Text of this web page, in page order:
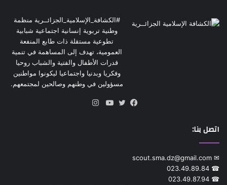
#الكشافة_الإسلامية_الجزائــرية منظمة
وطنية تربوية إنسانية اجتماعية شبابية
تطوعية مستقلة ذات طابع المنفعة
العمومية، تهدف إلى المساهمة في تنمية
قدرات الأطفال والفتية والشباب روحيا
وفكريا وبدنيا واجتماعيا ليكونوا مواطنين
مسؤولين في وطنهم وصالحين لمجتمعهم.
اتصل بنا:
✉ scout.sma.dz@gmail.com
☎ 023.49.89.84
☎ 023.49.87.94